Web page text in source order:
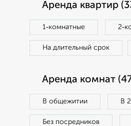
Аренда квартир
1‑комнатные
На длительный срок
Аренда комнат
В общежитии В
Без посредников